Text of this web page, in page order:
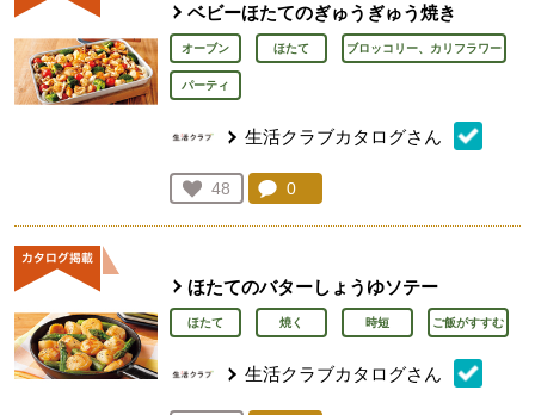
ベビーほたてのぎゅうぎゅう焼き
オーブン ほたて ブロッコリー、カリフラワー
パーティ
生活クラブカタログさん
お気に入り登録：
48
人が登録
コメント：
0
ほたてのバターしょうゆソテー
ほたて 焼く 時短 ご飯がすすむ
生活クラブカタログさん